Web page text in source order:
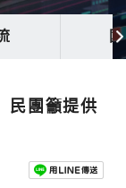
團籲提供